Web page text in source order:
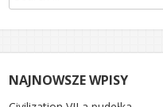
NAJNOWSZE WPISY